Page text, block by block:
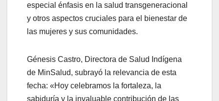
especial énfasis en la salud transgeneracional
y otros aspectos cruciales para el bienestar de
las mujeres y sus comunidades.
Génesis Castro, Directora de Salud Indígena
de MinSalud, subrayó la relevancia de esta
fecha: «Hoy celebramos la fortaleza, la
sabiduría y la invaluable contribución de las